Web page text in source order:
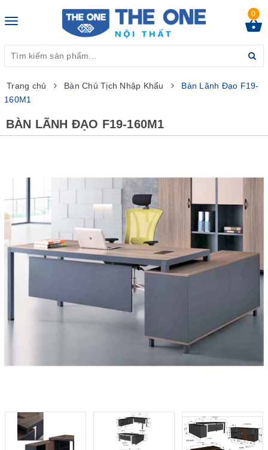
Toggle
0
Trang chủ Bàn Chủ Tịch Nhập Khẩu
Bàn Lãnh Đạo F19-
160M1
BÀN LÃNH ĐẠO F19-160M1